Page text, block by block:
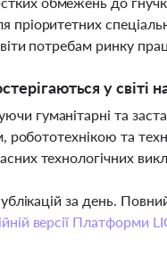
потребам ринку
у світі
гуманітарні та
робототехнікою та
технологічних
за день.
версії Платформи